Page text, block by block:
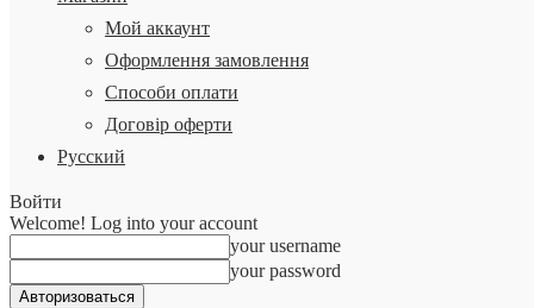
Мой аккаунт
Оформлення замовлення
Способи оплати
Договір оферти
Русский
Войти
Welcome! Log into your account
your username
your password